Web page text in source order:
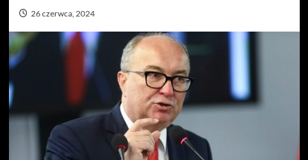
26 czerwca, 2024